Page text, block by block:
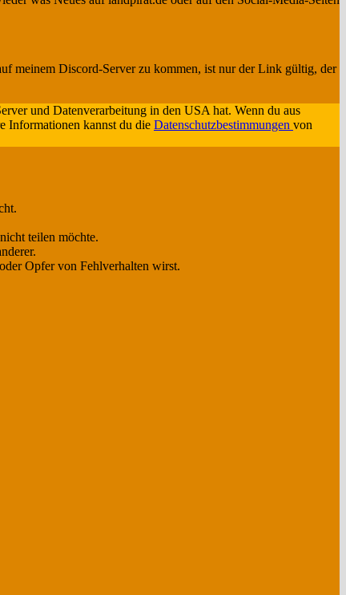
meinem Discord-Server zu kommen, ist nur der Link gültig, der
und Datenverarbeitung in den USA hat. Wenn du aus
Informationen kannst du die Datenschutzbestimmungen von
teilen möchte.
Opfer von Fehlverhalten wirst.